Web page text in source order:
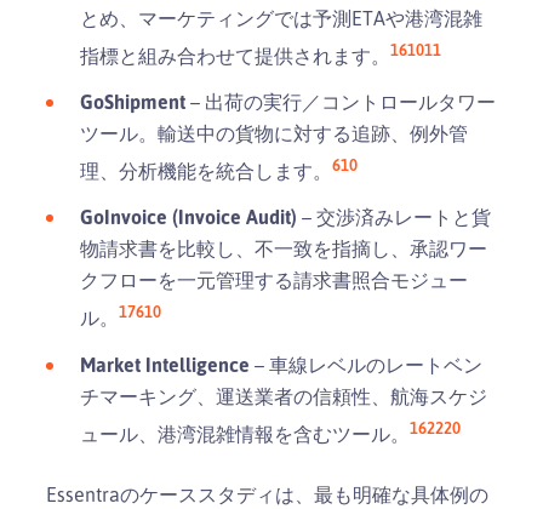
とめ、マーケティングでは予測ETAや港湾混雑
指標と組み合わせて提供されます。 161011
GoShipment – 出荷の実行／コントロールタワー
ツール。輸送中の貨物に対する追跡、例外管
理、分析機能を統合します。 610
GoInvoice (Invoice Audit) – 交渉済みレートと貨
物請求書を比較し、不一致を指摘し、承認ワー
クフローを一元管理する請求書照合モジュー
ル。 17610
Market Intelligence – 車線レベルのレートベン
チマーキング、運送業者の信頼性、航海スケジ
ュール、港湾混雑情報を含むツール。 162220
Essentraのケーススタディは、最も明確な具体例の